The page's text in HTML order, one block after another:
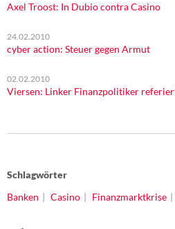
Axel Troost: In Dubio contra Casino
24.02.2010
cyber action: Steuer gegen Armut
02.02.2010
Viersen: Linker Finanzpolitiker
Schlagwörter
Banken
Casino Finanzmarktkrise